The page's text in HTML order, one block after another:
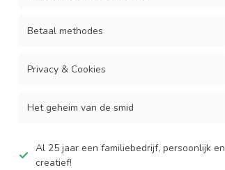
Betaal methodes
Privacy & Cookies
Het geheim van de smid
Al 25 jaar een familiebedrijf, persoonlijk en
creatief!